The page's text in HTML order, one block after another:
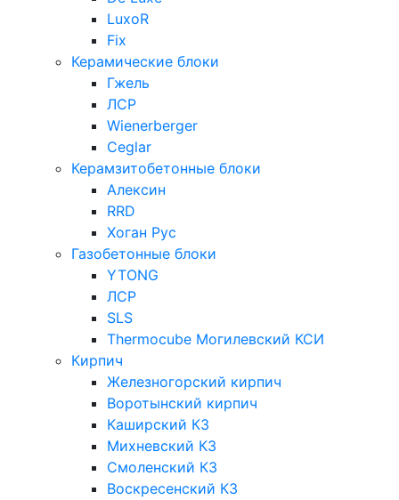
LuxoR
Fix
Керамические блоки
Гжель
ЛСР
Wienerberger
Ceglar
Керамзитобетонные блоки
Алексин
RRD
Хоган Рус
Газобетонные блоки
YTONG
ЛСР
SLS
Thermocube Могилевский КСИ
Кирпич
Железногорский кирпич
Воротынский кирпич
Каширский КЗ
Михневский КЗ
Смоленский КЗ
Воскресенский КЗ